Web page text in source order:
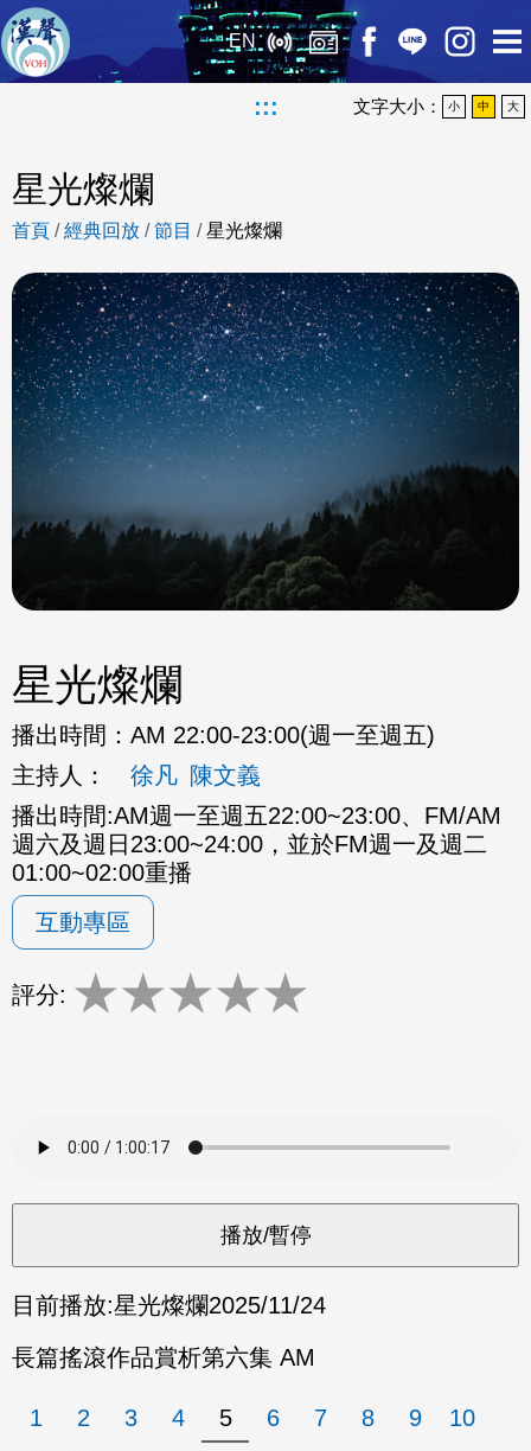
EN
::: 文字大小： 小 中 大
星光燦爛
首頁 /經典回放 /節目 /星光燦爛
星光燦爛
播出時間： AM 22:00-23:00(週一至週五)
主持人：
徐凡 陳文義
播出時間:AM週一至週五22:00~23:00、FM/AM
週六及週日23:00~24:00，並於FM週一及週二
01:00~02:00重播
互動專區
評分: ★★★★★
目前播放:星光燦爛2025/11/24
長篇搖滾作品賞析第六集 AM
1 2 3 4 5 6 7 8 9
10